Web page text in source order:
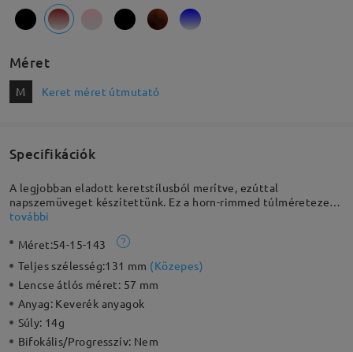
Méret
M Keret méret útmutató
Specifikációk
A legjobban eladott keretstílusból merítve, ezúttal
napszemüveget készítettünk. Ez a horn-rimmed túlméretezett
keret elengedhetetlen választás minden évszakra. A
klasszikus formához, lágyan ívelt lencsékkel és finoman
részletezett templomkarokkal. Tökéletes választás bármely
napos napra.
további
Méret:54-15-143
Teljes szélesség:131 mm (Közepes)
Lencse átlós méret: 57 mm
Anyag: Keverék anyagok
Súly: 14g
Bifokális/Progresszív: Nem